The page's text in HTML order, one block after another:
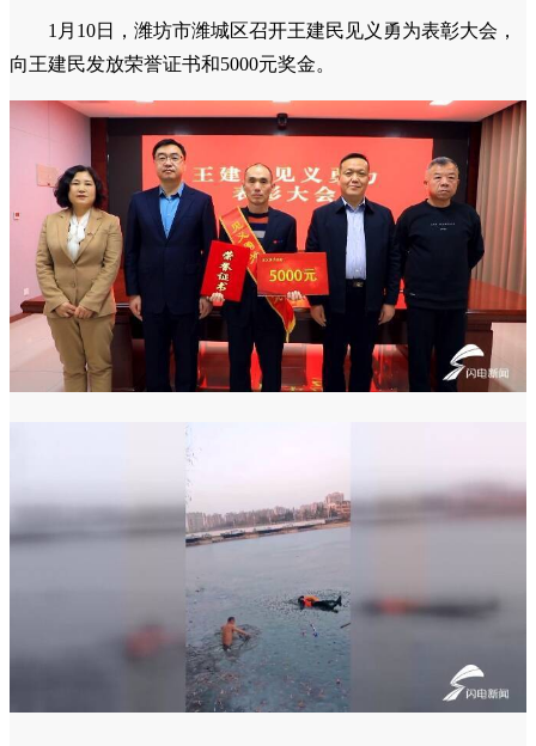
1月10日，潍坊市潍城区召开王建民见义勇为表彰大会，
向王建民发放荣誉证书和5000元奖金。